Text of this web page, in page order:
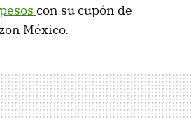
con su cupón de
México.